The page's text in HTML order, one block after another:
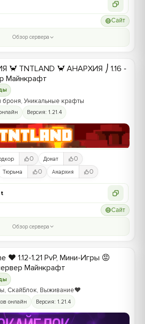
Сайт
Обзор сервера
🦀 TNTLAND 🦀 АНАРХИЯ ⎠ 1.16 -
Майнкрафт
броня, Уникальные крафты
Версия: 1.21.4
0 Донат 0
Тюрьма 0 Анархия 0
Сайт
Обзор сервера
❤️ 1.12-1.21 PvP, Мини-Игры 😡
Майнкрафт
СкайБлок, Выживание❤️
онлайн Версия: 1.21.4